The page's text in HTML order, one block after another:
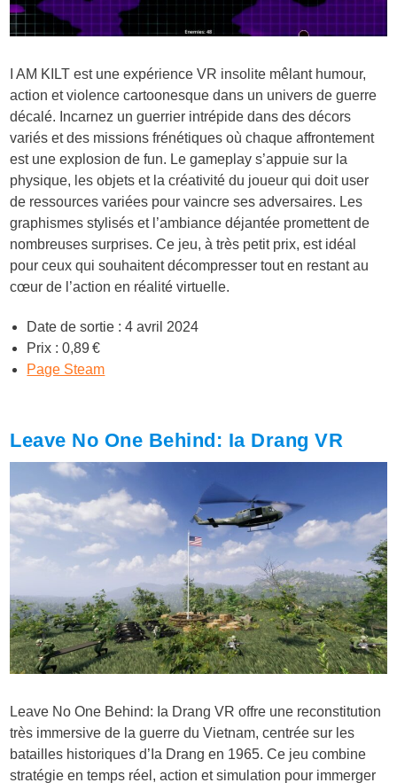
I AM KILT est une expérience VR insolite mêlant humour,
action et violence cartoonesque dans un univers de guerre
décalé. Incarnez un guerrier intrépide dans des décors
variés et des missions frénétiques où chaque affrontement
est une explosion de fun. Le gameplay s’appuie sur la
physique, les objets et la créativité du joueur qui doit user
de ressources variées pour vaincre ses adversaires. Les
graphismes stylisés et l’ambiance déjantée promettent de
nombreuses surprises. Ce jeu, à très petit prix, est idéal
pour ceux qui souhaitent décompresser tout en restant au
cœur de l’action en réalité virtuelle.
Date de sortie : 4 avril 2024
Prix : 0,89 €
Page Steam
Leave No One Behind: Ia Drang VR
Leave No One Behind: Ia Drang VR offre une reconstitution
très immersive de la guerre du Vietnam, centrée sur les
batailles historiques d’Ia Drang en 1965. Ce jeu combine
stratégie en temps réel, action et simulation pour immerger